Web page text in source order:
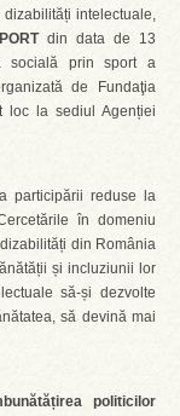
intelectuale,
din data de 13
socială prin sport a
de Fundaţia
loc la sediul Agenției
participării reduse la
în domeniu
din România
și incluziunii lor
să-și dezvolte
să devină mai
politicilor